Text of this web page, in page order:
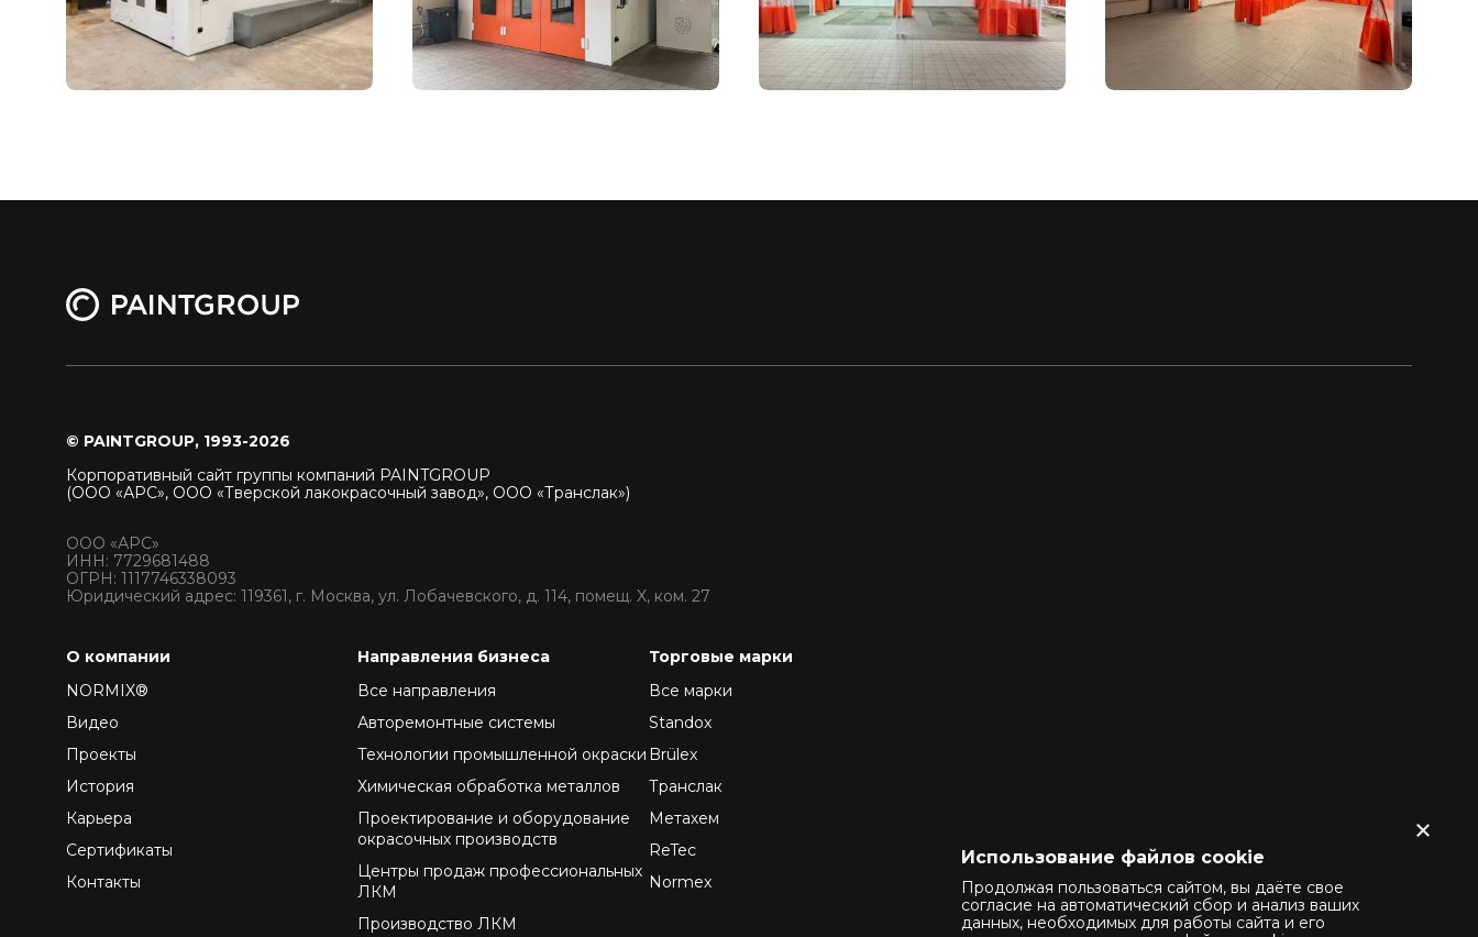
Нажимая кнопку «Отправить» вы даете свое
согласие на обработкуперсональных
© PAINTGROUP, 1993-2026
Корпоративный сайт группы компаний PAINTGROUP
(ООО «АРС», ООО «Тверской лакокрасочный завод», ООО «Транслак»)
ООО «АРС»
ИНН: 7729681488
ОГРН: 1117746338093
Юридический адрес: 119361, г. Москва, ул. Лобачевского, д. 114, помещ. X, ком. 27
О компании
NORMIX®
Видео
Проекты
История
Карьера
Сертификаты
Контакты
Направления бизнеса
Все направления
Авторемонтные системы
Технологии промышленной окраски
Химическая обработка металлов
Проектирование и оборудование
окрасочных производств
Центры продаж профессиональных
ЛКМ
Производство ЛКМ
Торговые марки
Все марки
Standox
Brülex
Транслак
Метахем
ReTec
Normex
Использование файлов cookie
Продолжая пользоваться сайтом, вы даёте свое
согласие на автоматический сбор и анализ ваших
данных, необходимых для работы сайта и его